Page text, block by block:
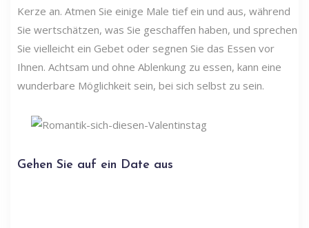
Kerze an. Atmen Sie einige Male tief ein und aus, während
Sie wertschätzen, was Sie geschaffen haben, und sprechen
Sie vielleicht ein Gebet oder segnen Sie das Essen vor
Ihnen. Achtsam und ohne Ablenkung zu essen, kann eine
wunderbare Möglichkeit sein, bei sich selbst zu sein.
Gehen Sie auf ein Date aus